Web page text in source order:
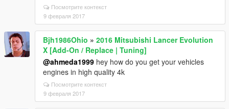
Посмотрите контекст
9 февраля 2017
Bjh1986Ohio » 2016 Mitsubishi Lancer Evolution
X [Add-On / Replace | Tuning]
@ahmeda1999 hey how do you get your vehicles
engines in high quality 4k
Посмотрите контекст
9 февраля 2017